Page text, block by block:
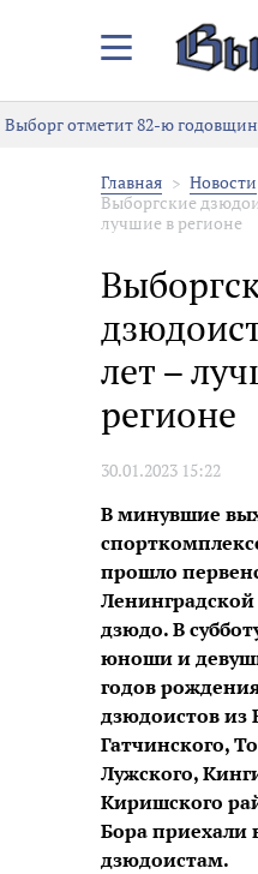
Закрыть/
меню
Выборг отметит 82-ю
Главная Новости
Выборгские
лучшие в регионе
лет –
регионе
30.01.2023 15:22
В минувшие
прошло
Ленинградской
дзюдо. В
юноши и
годов
дзюдоистов из
Гатчинского,
Лужского,
Киришского
Бора приехали
дзюдоистам.